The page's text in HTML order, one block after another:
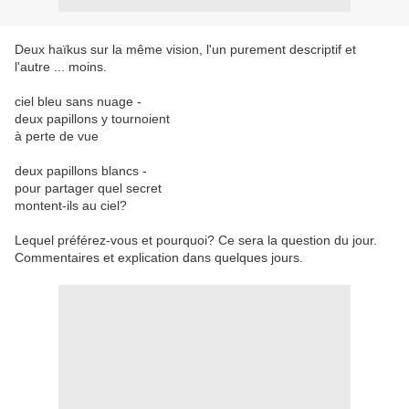
Deux haïkus sur la même vision, l'un purement descriptif et
l'autre ... moins.
ciel bleu sans nuage -
deux papillons y tournoient
à perte de vue
deux papillons blancs -
pour partager quel secret
montent-ils au ciel?
Lequel préférez-vous et pourquoi? Ce sera la question du jour.
Commentaires et explication dans quelques jours.